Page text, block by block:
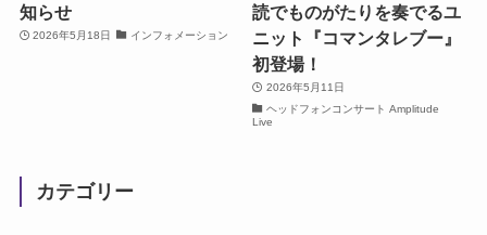
知らせ
2026年5月18日 インフォメーション
読でものがたりを奏でるユ
ニット『コマンタレブー』
初登場！
2026年5月11日
ヘッドフォンコンサート Amplitude
Live
カテゴリー